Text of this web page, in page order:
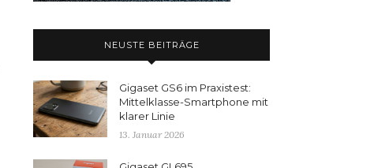
NEUSTE BEITRÄGE
Gigaset GS6 im Praxistest:
Mittelklasse-Smartphone mit
klarer Linie
13. Januar 2026